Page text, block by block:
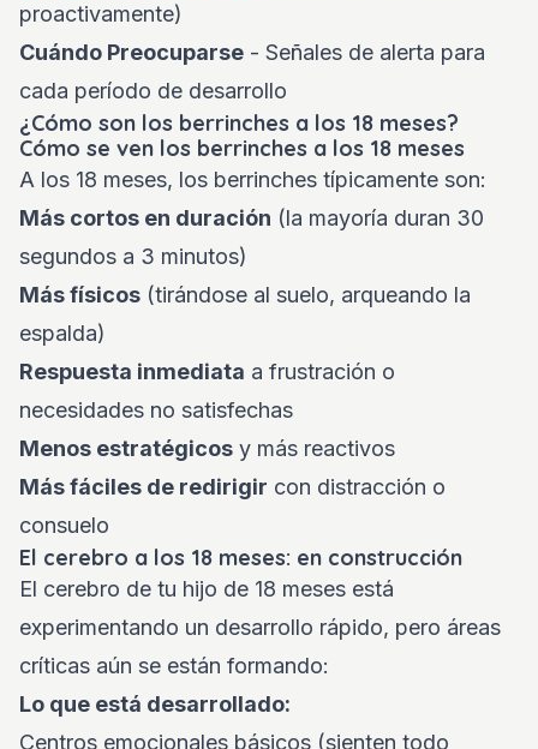
proactivamente)
Cuándo Preocuparse - Señales de alerta para
cada período de desarrollo
¿Cómo son los berrinches a los 18 meses?
Cómo se ven los berrinches a los 18 meses
A los 18 meses, los berrinches típicamente son:
Más cortos en duración (la mayoría duran 30
segundos a 3 minutos)
Más físicos (tirándose al suelo, arqueando la
espalda)
Respuesta inmediata a frustración o
necesidades no satisfechas
Menos estratégicos y más reactivos
Más fáciles de redirigir con distracción o
consuelo
El cerebro a los 18 meses: en construcción
El cerebro de tu hijo de 18 meses está
experimentando un desarrollo rápido, pero áreas
críticas aún se están formando:
Lo que está desarrollado:
Centros emocionales básicos (sienten todo